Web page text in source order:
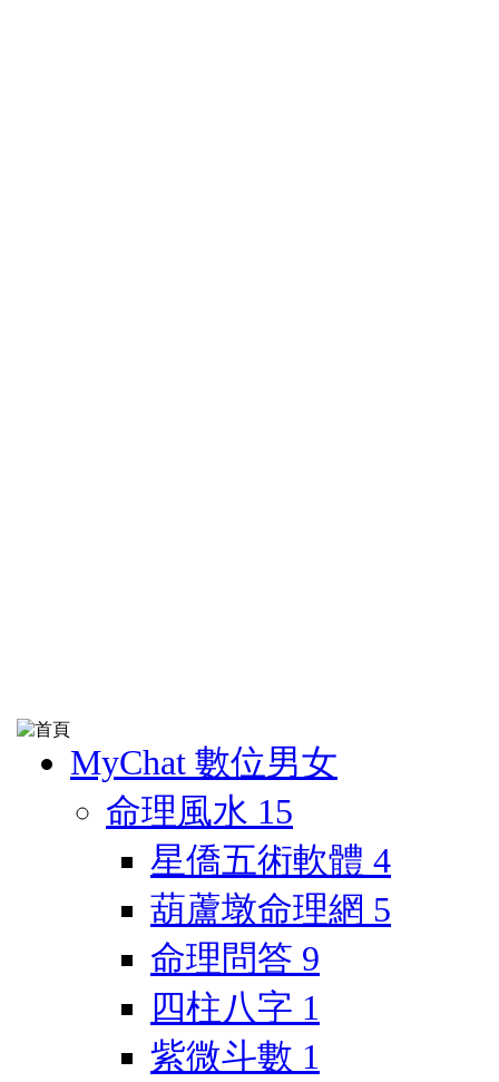
MyChat 數位男女
命理風水 15
星僑五術軟體 4
葫蘆墩命理網 5
命理問答 9
四柱八字 1
紫微斗數 1